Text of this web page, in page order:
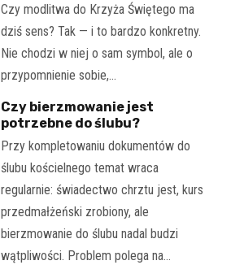
Czy modlitwa do Krzyża Świętego ma
dziś sens? Tak — i to bardzo konkretny.
Nie chodzi w niej o sam symbol, ale o
przypomnienie sobie,…
Czy bierzmowanie jest
potrzebne do ślubu?
Przy kompletowaniu dokumentów do
ślubu kościelnego temat wraca
regularnie: świadectwo chrztu jest, kurs
przedmałżeński zrobiony, ale
bierzmowanie do ślubu nadal budzi
wątpliwości. Problem polega na…